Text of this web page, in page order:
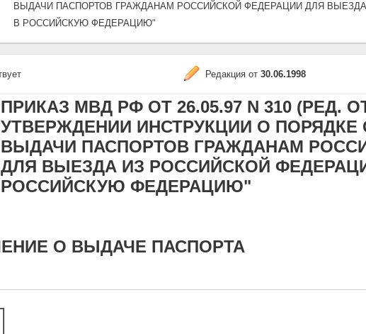
ВЫДАЧИ ПАСПОРТОВ ГРАЖДАНАМ РОССИЙСКОЙ ФЕДЕРАЦИИ ДЛЯ
В РОССИЙСКУЮ ФЕДЕРАЦИЮ"
Редакция от 30.06.1998
ПРИКАЗ МВД РФ ОТ 26.05.97 N 310 (РЕД.
УТВЕРЖДЕНИИ ИНСТРУКЦИИ О
ВЫДАЧИ ПАСПОРТОВ ГРАЖДАНАМ
ДЛЯ ВЫЕЗДА ИЗ РОССИЙСКОЙ
РОССИЙСКУЮ ФЕДЕРАЦИЮ"
О ВЫДАЧЕ ПАСПОРТА